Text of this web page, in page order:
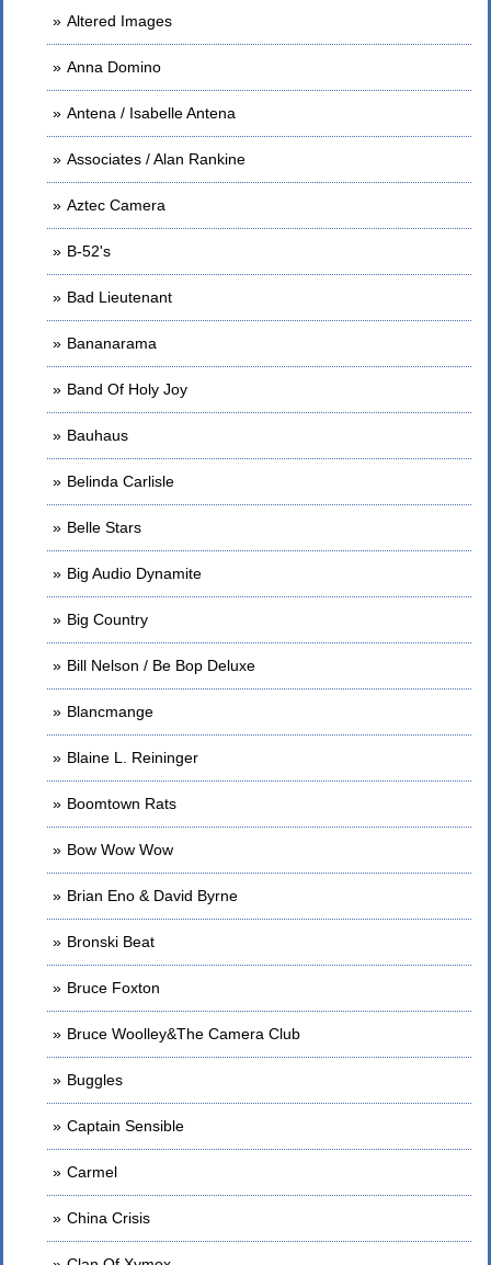
Altered Images
Anna Domino
Antena / Isabelle Antena
Associates / Alan Rankine
Aztec Camera
B-52's
Bad Lieutenant
Bananarama
Band Of Holy Joy
Bauhaus
Belinda Carlisle
Belle Stars
Big Audio Dynamite
Big Country
Bill Nelson / Be Bop Deluxe
Blancmange
Blaine L. Reininger
Boomtown Rats
Bow Wow Wow
Brian Eno & David Byrne
Bronski Beat
Bruce Foxton
Bruce Woolley&The Camera Club
Buggles
Captain Sensible
Carmel
China Crisis